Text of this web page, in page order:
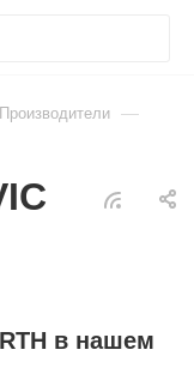
Производители —
в нашем